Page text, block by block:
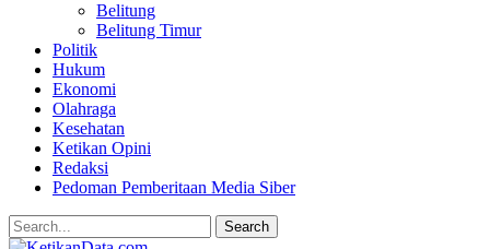
Belitung
Belitung Timur
Politik
Hukum
Ekonomi
Olahraga
Kesehatan
Ketikan Opini
Redaksi
Pedoman Pemberitaan Media Siber